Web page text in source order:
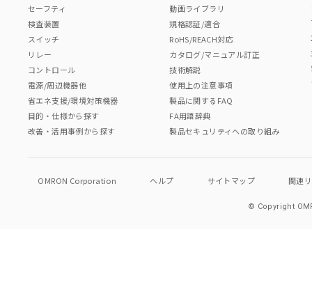
セーフティ
検査装置
スイッチ
リレー
コントロール
電源/周辺機器他
省エネ支援/環境対策機器
目的・仕様から探す
改善・活用事例から探す
動画ライブラリ
規格認証/適合
RoHS/REACH対応
カタログ/マニュアル訂正
技術解説
使用上の注意事項
製品に関するFAQ
FA用語辞典
製品セキュリティへの取り組み
OMRON Corporation ヘルプ サイトマップ 関連
© Copyright